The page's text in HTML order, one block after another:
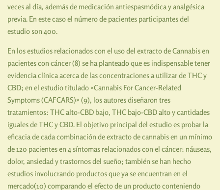
veces al día, además de medicación antiespasmódica y analgésica
previa. En este caso el número de pacientes participantes del
estudio son 400.
En los estudios relacionados con el uso del extracto de Cannabis en
pacientes con cáncer (8) se ha planteado que es indispensable tener
evidencia clínica acerca de las concentraciones a utilizar de THC y
CBD; en el estudio titulado «Cannabis For Cancer-Related
Symptoms (CAFCARS)» (9), los autores diseñaron tres
tratamientos: THC alto-CBD bajo, THC bajo-CBD alto y cantidades
iguales de THC y CBD. El objetivo principal del estudio es probar la
eficacia de cada combinación de extracto de cannabis en un mínimo
de 120 pacientes en 4 síntomas relacionados con el cáncer: náuseas,
dolor, ansiedad y trastornos del sueño; también se han hecho
estudios involucrando productos que ya se encuentran en el
mercado(10) comparando el efecto de un producto conteniendo